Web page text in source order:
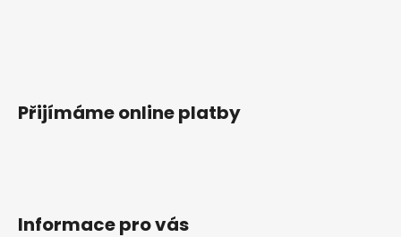
Přijímáme online platby
Informace pro vás